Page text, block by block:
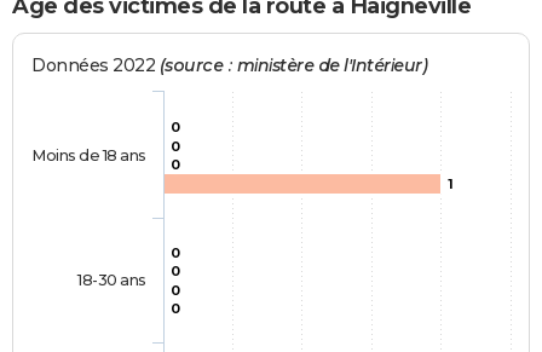
Age des victimes de la route à Haigneville
Données 2022 (source : ministère de l'Intérieur)
0
0
0
0
0
0
1
0
Moins de 18 ans
18-30 ans